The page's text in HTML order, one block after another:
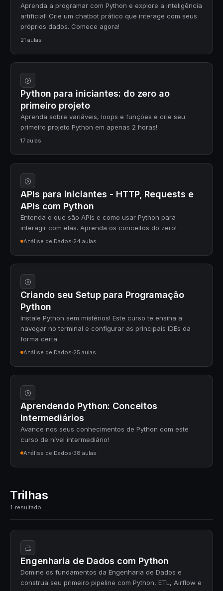
Aprenda a programar com Python e explore a inteligência
artificial! Crie um chatbot prático que interage com seus
próprios dados. Comece agora!
21 aulas
Python para iniciantes: do zero ao
primeiro projeto
Aprenda sobre variáveis, loops e funções e crie seu
primeiro projeto Python em apenas 2 horas!
17 aulas
APIs para iniciantes - HTTP, Requests e
APIs com Python
Entenda o que são APIs e como usar Python para
interagir com elas. Aprenda os conceitos do zero!
Análise de Dados 24 aulas
Criando seu Setup para Programação
Python
Instale Python sem mistérios! Este curso te ensina a
navegar no terminal e configurar as principais IDEs da
forma certa.
Análise de Dados 25 aulas
Aprendendo Python: Conceitos
Intermediários
Avance nos seus conhecimentos de Python com este
curso de nível intermediário!
Análise de Dados 38 aulas
Trilhas
1 resultado
Engenharia de Dados com Python
Domine os fundamentos da Engenharia de Dados e
construa seu primeiro pipeline com Python, ETL, Airflow e